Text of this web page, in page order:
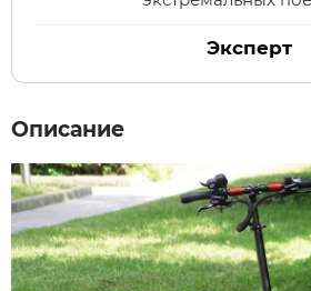
Эксперт
Описание